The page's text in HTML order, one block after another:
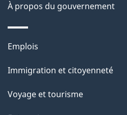
g
e
À propos du gouvernement
Thèmes
sujets
Emplois
Immigration et citoyenneté
Voyage et tourisme